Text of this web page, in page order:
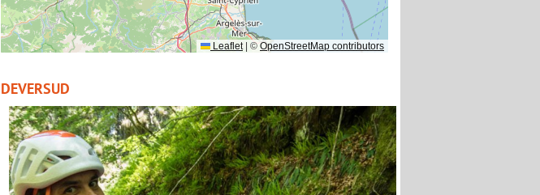
Leaflet © OpenStreetMap contributors
DEVERSUD